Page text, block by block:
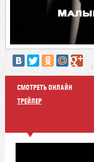
СМОТРЕТЬ ОНЛАЙН
ТРЕЙЛЕР